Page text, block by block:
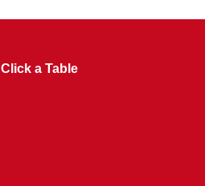
Click a Table